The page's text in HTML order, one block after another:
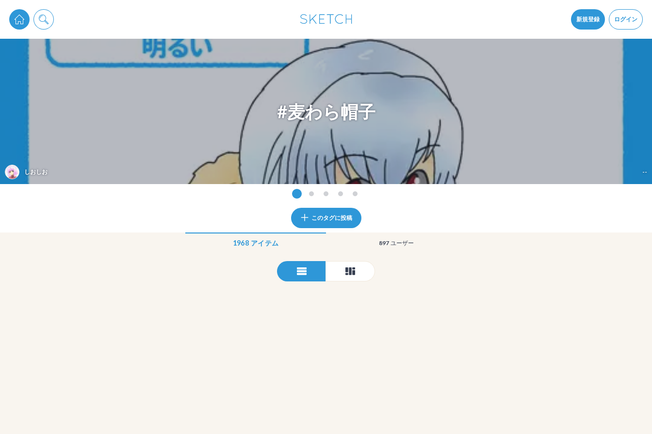
プライパシーポリシー を改定しました。
新規登録
ログイン
pixiv Sketchアプリでさらに快適に！
アプリで開く
#麦わら帽子
しおしお --
このタグに投稿
1968 アイテム 897 ユーザー